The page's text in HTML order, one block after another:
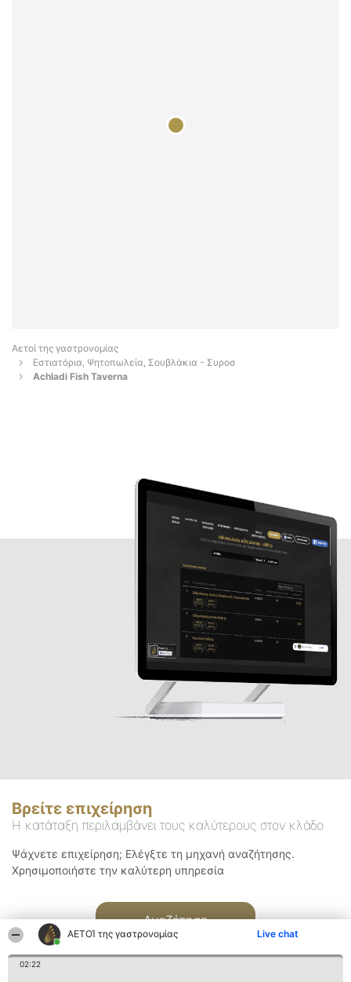
ΑΕΤΟΊ της γαστρονομίας Live chat
02:22
Αετοί της γαστρονομίας
Εστιατόρια, Ψητοπωλεία, Σουβλάκια - Συροσ
Achladi Fish Taverna
Βρείτε επιχείρηση
Η κατάταξη περιλαμβάνει τους καλύτερους στον κλάδο
Ψάχνετε επιχείρηση; Ελέγξτε τη μηχανή αναζήτησης.
Χρησιμοποιήστε την καλύτερη υπηρεσία
Αναζήτηση